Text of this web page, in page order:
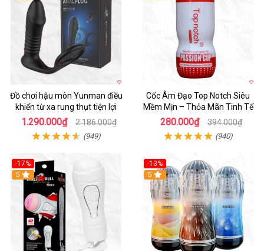
Đồ chơi hậu môn Yunman điều
khiển từ xa rung thụt tiện lợi
1.290.000₫ 2.186.000₫
(949)
Cốc Âm Đạo Top Notch Siêu
Mềm Mịn – Thỏa Mãn Tinh Tế
280.000₫ 394.000₫
(940)
-17%
5
-13%
Hot
5